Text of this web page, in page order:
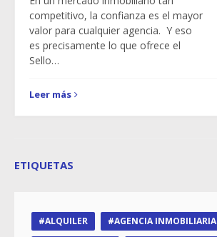
competitivo, la confianza es el mayor
valor para cualquier agencia. Y eso
es precisamente lo que ofrece el
Sello…
Leer más
ETIQUETAS
ALQUILER
AGENCIA INMOBILIARIA